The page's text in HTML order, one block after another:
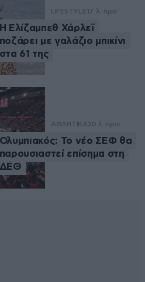
LIFESTYLE 17 λ. πριν
Η Ελίζαμπεθ Χάρλεϊ
ποζάρει με γαλάζιο μπικίνι
στα 61 της
ΑΘΛΗΤΙΚΑ30 λ. πριν
Ολυμπιακός: Το νέο ΣΕΦ θα
παρουσιαστεί επίσημα στη
ΔΕΘ